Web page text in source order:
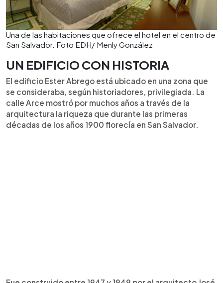
Una de las habitaciones que ofrece el hotel en el centro de
San Salvador. Foto EDH/ Menly González
UN EDIFICIO CON HISTORIA
El edificio Ester Abrego está ubicado en una zona que
se consideraba, según historiadores, privilegiada. La
calle Arce mostró por muchos años a través de la
arquitectura la riqueza que durante las primeras
décadas de los años 1900 florecía en San Salvador.